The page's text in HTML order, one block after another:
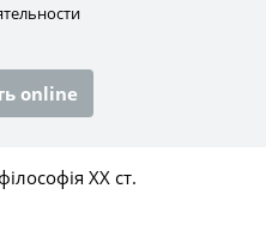
online
XX ст.